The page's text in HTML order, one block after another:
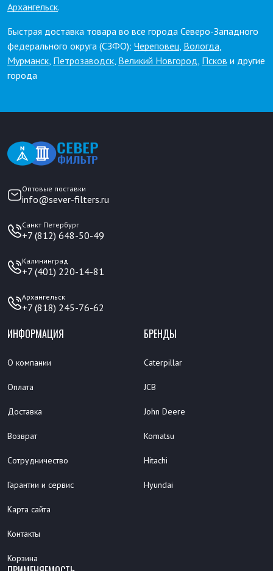
Архангельск.
Быстрая доставка товара во все города Северо-Западного
федерального округа (СЗФО): Череповец, Вологда,
Мурманск, Петрозаводск, Великий Новгород, Псков и другие
города
Оптовые поставки
info@sever-filters.ru
Санкт Петербург
+7 (812) 648-50-49
Калининград
+7 (401) 220-14-81
Архангельск
+7 (818) 245-76-62
ИНФОРМАЦИЯ
О компании
Оплата
Доставка
Возврат
Сотрудничество
Гарантии и сервис
Карта сайта
Контакты
Корзина
БРЕНДЫ
Caterpillar
JCB
John Deere
Komatsu
Hitachi
Hyundai